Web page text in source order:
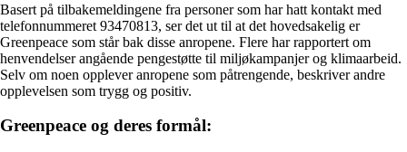
Basert på tilbakemeldingene fra personer som har hatt kontakt med
telefonnummeret 93470813, ser det ut til at det hovedsakelig er
Greenpeace som står bak disse anropene. Flere har rapportert om
henvendelser angående pengestøtte til miljøkampanjer og klimaarbeid.
Selv om noen opplever anropene som påtrengende, beskriver andre
opplevelsen som trygg og positiv.
Greenpeace og deres formål: